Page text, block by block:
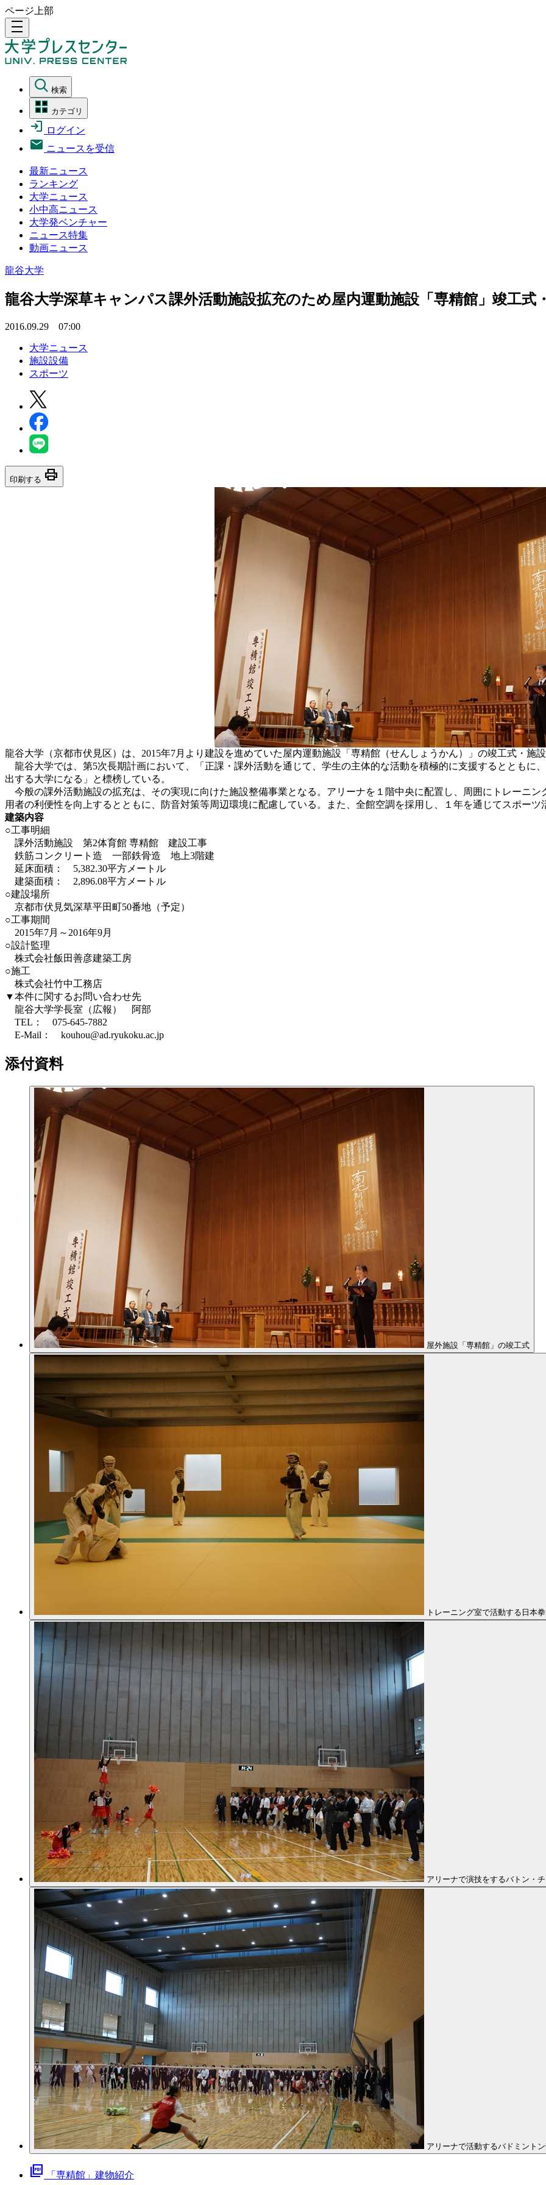
ページ上部
density_medium
検索
カテゴリ
ログイン
ニュースを受信
最新ニュース
ランキング
大学ニュース
小中高ニュース
大学発ベンチャー
ニュース特集
動画ニュース
龍谷大学
龍谷大学深草キャンパス課外活動施設拡充のため屋内運動施設「専精館」竣工式
2016.09.29 07:00
大学ニュース
施設設備
スポーツ
印刷する print
龍谷大学（京都市伏見区）は、2015年7月より建設を進めていた屋内運動施設「専精館（せんしょうかん）」の竣工式・施
龍谷大学では、第5次長期計画において、「正課・課外活動を通じて、学生の主体的な活動を積極的に支援するとともに
出する大学になる」と標榜している。
今般の課外活動施設の拡充は、その実現に向けた施設整備事業となる。アリーナを１階中央に配置し、周囲にトレーニ
用者の利便性を向上するとともに、防音対策等周辺環境に配慮している。また、全館空調を採用し、１年を通じてスポー
建築内容
○工事明細
課外活動施設 第2体育館 専精館 建設工事
鉄筋コンクリート造 一部鉄骨造 地上3階建
延床面積： 5,382.30平方メートル
建築面積： 2,896.08平方メートル
○建設場所
京都市伏見気深草平田町50番地（予定）
○工事期間
2015年7月～2016年9月
○設計監理
株式会社飯田善彦建築工房
○施工
株式会社竹中工務店
▼本件に関するお問い合わせ先
龍谷大学学長室（広報） 阿部
TEL： 075-645-7882
E-Mail： kouhou@ad.ryukoku.ac.jp
添付資料
屋外施設「専精館」の竣工式
トレーニング室で活動する日本
アリーナで演技をするバトン・
アリーナで活動するバドミント
picture_as_pdf 「専精館」建物紹介